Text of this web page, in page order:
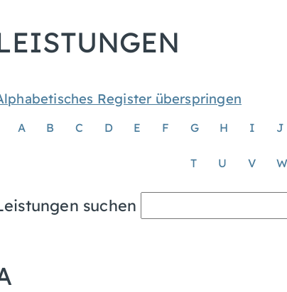
Register überspringen
A B C D E F G H I J
T U V W
suchen